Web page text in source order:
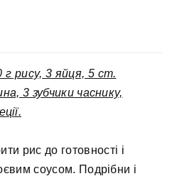
г рису, 3 яйця, 5 ст.
3 зубчики часнику,
рис до готовності і
соусом. Подрібни і